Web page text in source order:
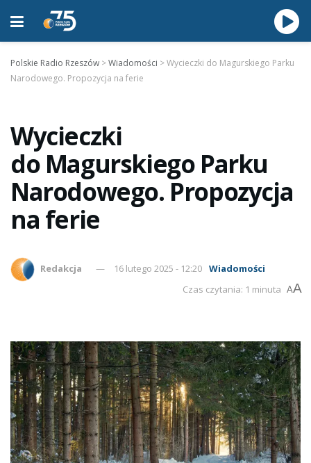
Polskie Radio Rzeszów >Wiadomości >Wycieczki do Magurskiego Parku
Narodowego. Propozycja na ferie
Wycieczki
do Magurskiego Parku
Narodowego. Propozycja
na ferie
Redakcja 16 lutego 2025 - 12:20 Wiadomości
Czas czytania: 1 minuta AA